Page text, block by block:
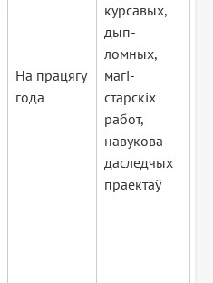
На працягу
года
курсавых,
дып-
ломных,
магі-
старскіх
работ,
навукова-
даследчых
праектаў